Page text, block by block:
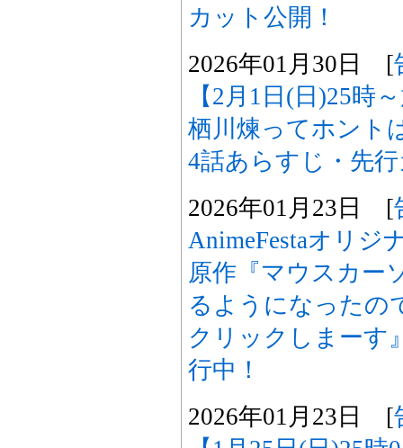
カット公開！
2026年01月30日 [
【2月1日(日)25時
栖川煉ってホント
4話あらすじ・先
2026年01月23日 [
AnimeFestaオリジ
原作『マウスカー
るようになったの
クリックしまーす
行中！
2026年01月23日 [